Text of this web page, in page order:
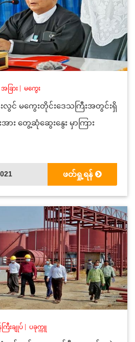
အခြား| မကွေး
လွင် မကွေးတိုင်းဒေသကြီးအတွင်းရှိ
အား တွေ့ဆုံဆွေးနွေး မှာကြား
ဖတ်ရှု့ရန်
ကြီးချုပ် ပခုက္ကူ